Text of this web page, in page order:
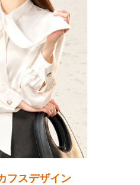
フスデザイン